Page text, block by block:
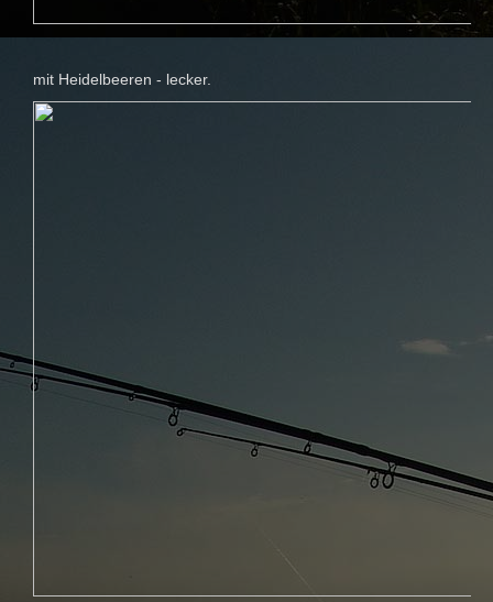
mit Heidelbeeren - lecker.